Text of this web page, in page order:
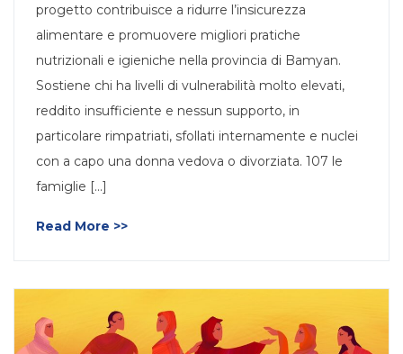
progetto contribuisce a ridurre l’insicurezza
alimentare e promuovere migliori pratiche
nutrizionali e igieniche nella provincia di Bamyan.
Sostiene chi ha livelli di vulnerabilità molto elevati,
reddito insufficiente e nessun supporto, in
particolare rimpatriati, sfollati internamente e nuclei
con a capo una donna vedova o divorziata. 107 le
famiglie [...]
Read More >>